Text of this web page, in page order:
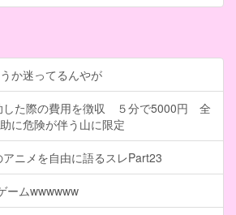
か迷ってるんやが
した際の費用を徴収 ５分で5000円 全
に危険が伴う山に限定
アニメを自由に語るスレPart23
ームwwwwww